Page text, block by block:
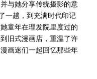
与她分享传统摄影的意
一趟，到充满时代印记
童年在理发院里度过的
旧式漫画店，重温了许
画迷们一起回忆那些年